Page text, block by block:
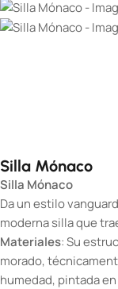
Silla Mónaco
Silla Mónaco
Da un estilo
moderna silla que
Materiales: Su
morado,
humedad, pintada